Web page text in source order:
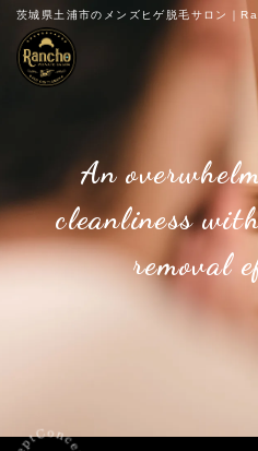
茨城県土浦市のメンズヒゲ脱毛サロン｜
An
cleanliness
removal